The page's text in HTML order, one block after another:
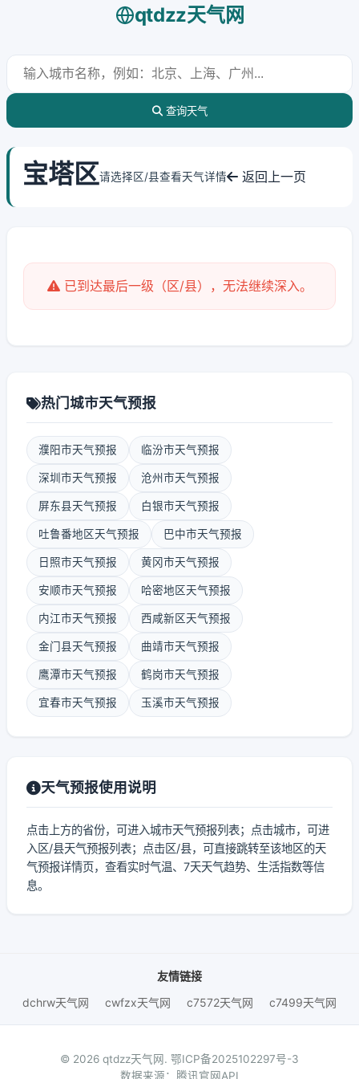
qtdzz天气网
查询天气
宝塔区请选择区/县查看天气详情 返回上一页
已到达最后一级（区/县），无法继续深入。
热门城市天气预报
濮阳市天气预报 临汾市天气预报
深圳市天气预报 沧州市天气预报
屏东县天气预报 白银市天气预报
吐鲁番地区天气预报 巴中市天气预报
日照市天气预报 黄冈市天气预报
安顺市天气预报 哈密地区天气预报
内江市天气预报 西咸新区天气预报
金门县天气预报 曲靖市天气预报
鹰潭市天气预报 鹤岗市天气预报
宜春市天气预报 玉溪市天气预报
天气预报使用说明
点击上方的省份，可进入城市天气预报列表；点击城市，可进
入区/县天气预报列表；点击区/县，可直接跳转至该地区的天
气预报详情页，查看实时气温、7天天气趋势、生活指数等信
息。
友情链接
dchrw天气网
cwfzx天气网 c7572天气网 c7499天气网
© 2026 qtdzz天气网. 鄂ICP备2025102297号-3
数据来源：腾讯官网API